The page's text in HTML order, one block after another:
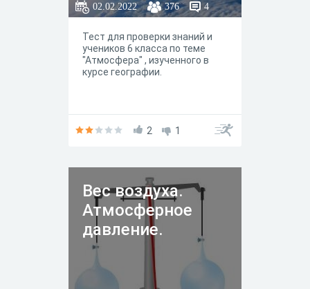
02.02.2022 376 4
Тест для проверки знаний и
учеников 6 класса по теме
"Атмосфера" , изученного в
курсе географии.
2 1
Вес воздуха.
Атмосферное
давление.